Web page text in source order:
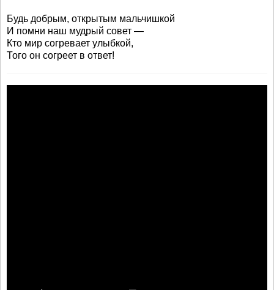
Будь добрым, открытым мальчишкой
И помни наш мудрый совет —
Кто мир согревает улыбкой,
Того он согреет в ответ!